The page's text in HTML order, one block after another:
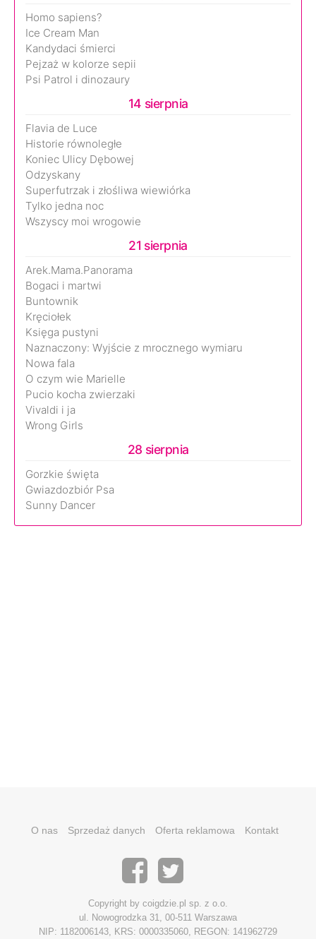
Homo sapiens?
Ice Cream Man
Kandydaci śmierci
Pejzaż w kolorze sepii
Psi Patrol i dinozaury
14 sierpnia
Flavia de Luce
Historie równoległe
Koniec Ulicy Dębowej
Odzyskany
Superfutrzak i złośliwa wiewiórka
Tylko jedna noc
Wszyscy moi wrogowie
21 sierpnia
Arek.Mama.Panorama
Bogaci i martwi
Buntownik
Kręciołek
Księga pustyni
Naznaczony: Wyjście z mrocznego wymiaru
Nowa fala
O czym wie Marielle
Pucio kocha zwierzaki
Vivaldi i ja
Wrong Girls
28 sierpnia
Gorzkie święta
Gwiazdozbiór Psa
Sunny Dancer
O nas Sprzedaż danych Oferta reklamowa Kontakt
Copyright by coigdzie.pl sp. z o.o.
ul. Nowogrodzka 31, 00-511 Warszawa
NIP: 1182006143, KRS: 0000335060, REGON: 141962729